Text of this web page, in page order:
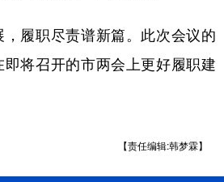
履职尽责谱新篇。此次会议的
将召开的市两会上更好履职建
【责任编辑:韩梦霖】